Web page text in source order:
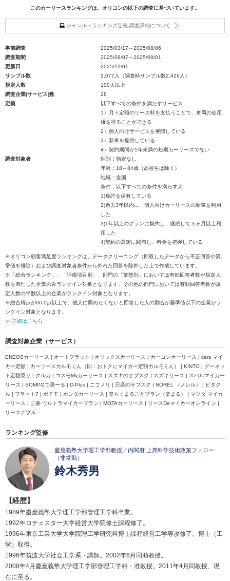
このカーリースランキングは、オリコンの以下の調査に基づいています。
ジャンル・ランキング定義 調査詳細について
事前調査
2025/03/17～2025/08/06
調査期間
2025/08/07～2025/09/01
更新日
2025/12/01
サンプル数
2,077人（調査時サンプル数2,426人）
規定人数
100人以上
調査企業(サービス)数
28
定義
以下すべての条件を満たすサービス
1）月々定額のリース料を支払うことで、車両の使用
権を得ることができる
2）個人向けサービスを展開している
3）新車を提供している
4）契約期間が1年未満の短期カーリースでない
調査対象者
性別：指定なし
年齢：18～84歳（高校生は除く）
地域：全国
条件：以下すべての条件を満たす人
1)免許を保有している
2)過去3年以内に、個人向けカーリースの新車を利用
した
3)1年以上のプランに契約し、継続して３ヶ月以上利
用した
4)契約の選定に関与し、料金を把握している
※オリコン顧客満足度ランキングは、データクリーニング（回収したデータから不正回答や異
常値を排除）および調査対象者条件から外れた回答を除外した上で作成しています。
※「総合ランキング」、「評価項目別」、部門の「業態別」においては有効回答者数が規定人
数を満たした企業のみランクイン対象となります。その他の部門においては有効回答者数が規
定人数の半数以上の企業がランクイン対象となります。
※総合得点が60.0点以上で、他人に薦めたくないと回答した人の割合が基準値以下の企業がラ
ンクイン対象となります。
≫ 詳細はこちら
調査対象企業（サービス）
ENEOSカーリース | オートフラット | オリックスカーリース | カーコンカーリース | cars マイ
カー定額 | カーリースカルモくん（旧：おトクにマイカー定額カルモくん） | KINTO | グーネッ
ト定額乗り | クルカ | コスモMyカーリース | スズキのサブスク | スズキリース | スバルマイカー
リース | SOMPOで乗ーる | D‐Plus | ニコノリ | 日産のサブスク | NOREL （ノレル） | ピタク
ル | フラット7 | ポチモ | ホンダカーリース | 楽らくまるごとプラン（楽まる） | マツダ マイカ
ーリース | 三菱 ウルトラマイカープラン | MOTAカーリース | リースDeマイカーオンライン |
リースナブル
ランキング監修
慶應義塾大学理工学部教授／内閣府 上席科学技術政策フェロー
（非常勤）
鈴木秀男
【経歴】
1989年慶應義塾大学理工学部管理工学科卒業。
1992年ロチェスター大学経営大学院修士課程修了。
1996年東京工業大学大学院理工学研究科博士課程経営工学専攻修了。博士（工
学）取得。
1996年筑波大学社会工学系・講師。2002年6月同助教授。
2008年4月慶應義塾大学理工学部管理工学科・准教授。2011年4月同教授、現
在に至る。